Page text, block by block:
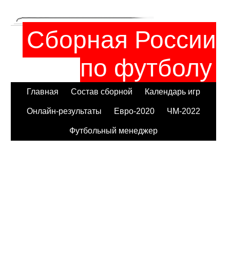
Сборная России
по футболу
Главная Состав сборной Календарь игр
Онлайн-результаты Евро-2020 ЧМ-2022
Футбольный менеджер